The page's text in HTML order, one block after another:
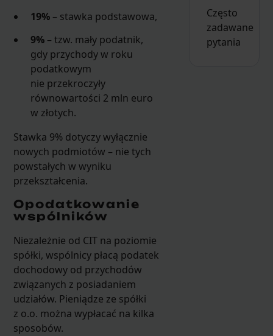
19% – stawka podstawowa,
9% – tzw. mały podatnik,
gdy przychody w roku
podatkowym
nie przekroczyły
równowartości 2 mln euro
w złotych.
Stawka 9% dotyczy wyłącznie
nowych podmiotów – nie tych
powstałych w wyniku
przekształcenia.
Opodatkowanie
wspólników
Niezależnie od CIT na poziomie
spółki, wspólnicy płacą podatek
dochodowy od przychodów
związanych z posiadaniem
udziałów. Pieniądze ze spółki
z o.o. można wypłacać na kilka
sposobów.
Często
zadawane
pytania